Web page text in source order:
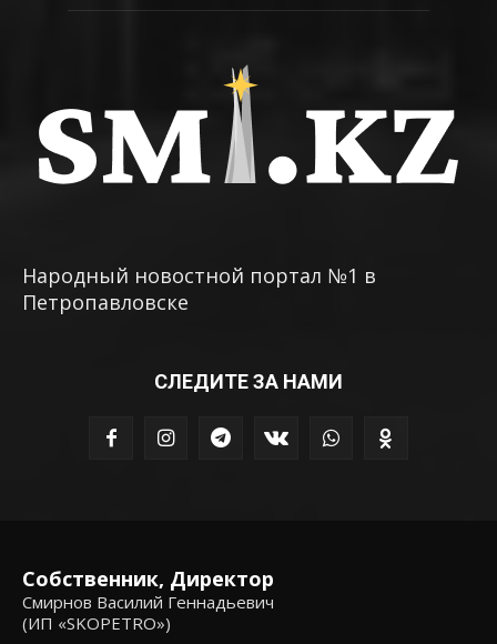
Народный новостной портал №1 в
Петропавловске
СЛЕДИТЕ ЗА НАМИ
Собственник, Директор
Смирнов Василий Геннадьевич
(ИП «SKOPETRO»)